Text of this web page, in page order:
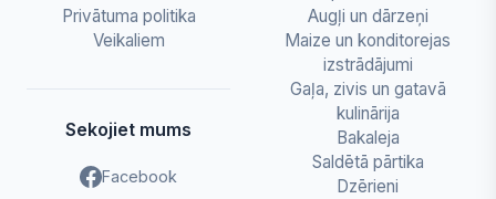
Privātuma politika
Veikaliem
Sekojiet mums
Facebook
Augļi un dārzeņi
Maize un konditorejas
izstrādājumi
Gaļa, zivis un gatavā
kulinārija
Bakaleja
Saldētā pārtika
Dzērieni